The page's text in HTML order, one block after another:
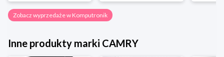
Zobacz wyprzedaże w Komputronik
Inne produkty marki CAMRY